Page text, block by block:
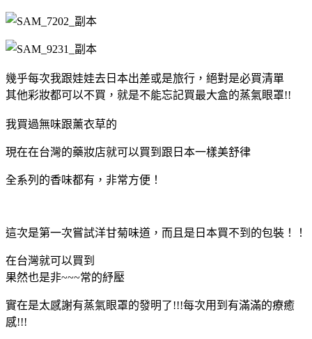
幾乎每次我跟娃娃去日本出差或是旅行，絕對是必買清單
其他彩妝都可以不買，就是不能忘記買最大盒的蒸氣眼罩!!
我買過無味跟薰衣草的
現在在台灣的藥妝店就可以買到跟日本一樣美舒律
全系列的香味都有，非常方便！
這次是第一次嘗試洋甘菊味道，而且是日本買不到的包裝！！
在台灣就可以買到
果然也是非~~~常的紓壓
實在是太感謝有蒸氣眼罩的發明了!!!每次用到有滿滿的療癒
感!!!